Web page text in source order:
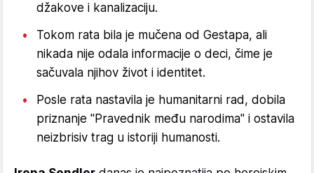
džakove i kanalizaciju.
Tokom rata bila je mučena od Gestapa, ali
nikada nije odala informacije o deci, čime je
sačuvala njihov život i identitet.
Posle rata nastavila je humanitarni rad, dobila
priznanje "Pravednik među narodima" i ostavila
neizbrisiv trag u istoriji humanosti.